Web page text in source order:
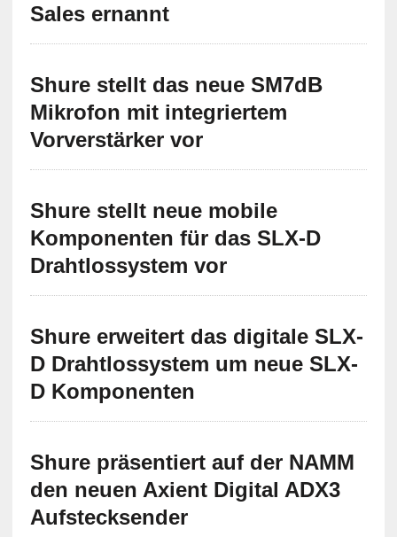
Sales ernannt
Shure stellt das neue SM7dB
Mikrofon mit integriertem
Vorverstärker vor
Shure stellt neue mobile
Komponenten für das SLX-D
Drahtlossystem vor
Shure erweitert das digitale SLX-
D Drahtlossystem um neue SLX-
D Komponenten
Shure präsentiert auf der NAMM
den neuen Axient Digital ADX3
Aufstecksender